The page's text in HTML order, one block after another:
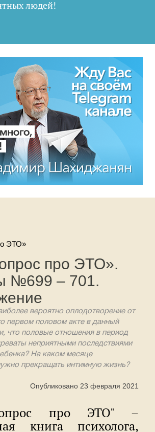
людей!
ЭТО»
про ЭТО».
№699 – 701.
вероятно оплодотворение от
первом половом акте в данный
что половые отношения в период
неприятными последствиями
На каком месяце
прекращать интимную жизнь?
Опубликовано 23 февраля 2021
про ЭТО" –
книга психолога,